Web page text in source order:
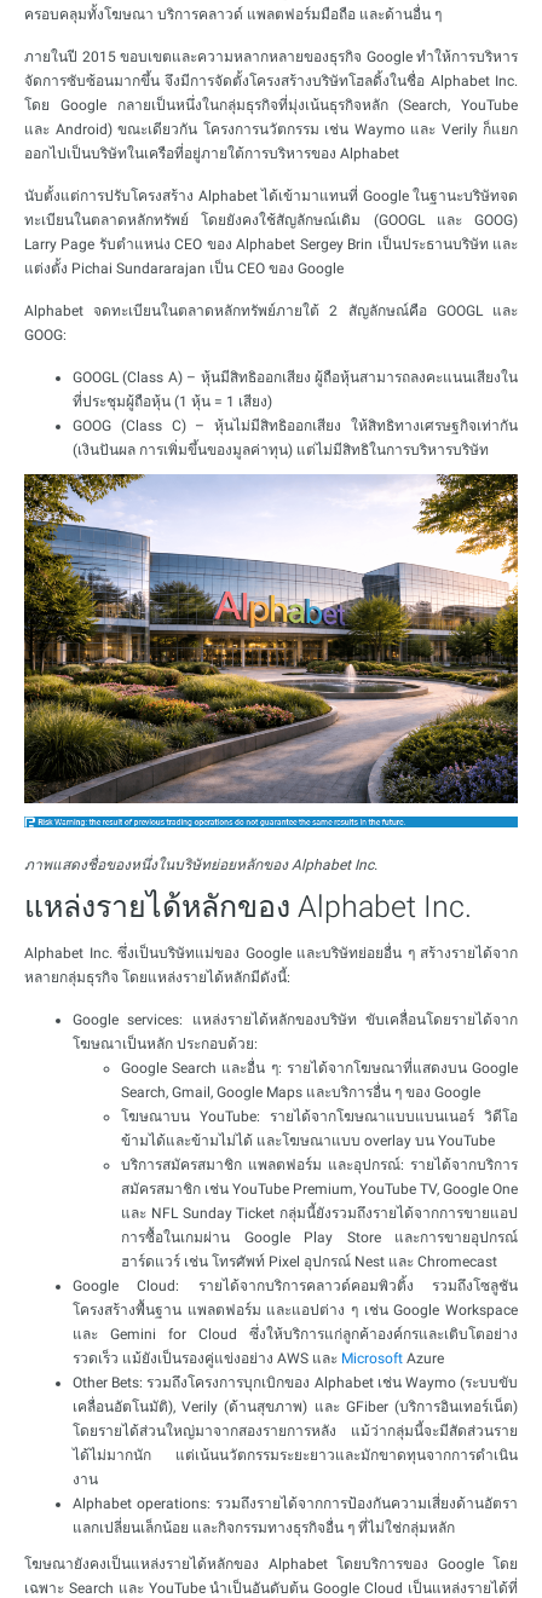
ครอบคลุมทั้งโฆษณา บริการคลาวด์ แพลตฟอร์มมือถือ และด้านอื่น ๆ
ภายในปี 2015 ขอบเขตและความหลากหลายของธุรกิจ Google ทำให้การบริหาร
จัดการซับซ้อนมากขึ้น จึงมีการจัดตั้งโครงสร้างบริษัทโฮลดิ้งในชื่อ Alphabet Inc.
โดย Google กลายเป็นหนึ่งในกลุ่มธุรกิจที่มุ่งเน้นธุรกิจหลัก (Search, YouTube
และ Android) ขณะเดียวกัน โครงการนวัตกรรม เช่น Waymo และ Verily ก็แยก
ออกไปเป็นบริษัทในเครือที่อยู่ภายใต้การบริหารของ Alphabet
นับตั้งแต่การปรับโครงสร้าง Alphabet ได้เข้ามาแทนที่ Google ในฐานะบริษัทจด
ทะเบียนในตลาดหลักทรัพย์ โดยยังคงใช้สัญลักษณ์เดิม (GOOGL และ GOOG)
Larry Page รับตำแหน่ง CEO ของ Alphabet Sergey Brin เป็นประธานบริษัท และ
แต่งตั้ง Pichai Sundararajan เป็น CEO ของ Google
Alphabet จดทะเบียนในตลาดหลักทรัพย์ภายใต้ 2 สัญลักษณ์คือ GOOGL และ
GOOG:
GOOGL (Class A) – หุ้นมีสิทธิออกเสียง ผู้ถือหุ้นสามารถลงคะแนนเสียงใน
ที่ประชุมผู้ถือหุ้น (1 หุ้น = 1 เสียง)
GOOG (Class C) – หุ้นไม่มีสิทธิออกเสียง ให้สิทธิทางเศรษฐกิจเท่ากัน
(เงินปันผล การเพิ่มขึ้นของมูลค่าทุน) แต่ไม่มีสิทธิในการบริหารบริษัท
ภาพแสดงชื่อของหนึ่งในบริษัทย่อยหลักของ Alphabet Inc.
แหล่งรายได้หลักของ Alphabet Inc.
Alphabet Inc. ซึ่งเป็นบริษัทแม่ของ Google และบริษัทย่อยอื่น ๆ สร้างรายได้จาก
หลายกลุ่มธุรกิจ โดยแหล่งรายได้หลักมีดังนี้:
Google services: แหล่งรายได้หลักของบริษัท ขับเคลื่อนโดยรายได้จาก
โฆษณาเป็นหลัก ประกอบด้วย:
Google Search และอื่น ๆ: รายได้จากโฆษณาที่แสดงบน Google
Search, Gmail, Google Maps และบริการอื่น ๆ ของ Google
โฆษณาบน YouTube: รายได้จากโฆษณาแบบแบนเนอร์ วิดีโอ
ข้ามได้และข้ามไม่ได้ และโฆษณาแบบ overlay บน YouTube
บริการสมัครสมาชิก แพลตฟอร์ม และอุปกรณ์: รายได้จากบริการ
สมัครสมาชิก เช่น YouTube Premium, YouTube TV, Google One
และ NFL Sunday Ticket กลุ่มนี้ยังรวมถึงรายได้จากการขายแอป
การซื้อในเกมผ่าน Google Play Store และการขายอุปกรณ์
ฮาร์ดแวร์ เช่น โทรศัพท์ Pixel อุปกรณ์ Nest และ Chromecast
Google Cloud: รายได้จากบริการคลาวด์คอมพิวติ้ง รวมถึงโซลูชัน
โครงสร้างพื้นฐาน แพลตฟอร์ม และแอปต่าง ๆ เช่น Google Workspace
และ Gemini for Cloud ซึ่งให้บริการแก่ลูกค้าองค์กรและเติบโตอย่าง
รวดเร็ว แม้ยังเป็นรองคู่แข่งอย่าง AWS และ Microsoft Azure
Other Bets: รวมถึงโครงการบุกเบิกของ Alphabet เช่น Waymo (ระบบขับ
เคลื่อนอัตโนมัติ), Verily (ด้านสุขภาพ) และ GFiber (บริการอินเทอร์เน็ต)
โดยรายได้ส่วนใหญ่มาจากสองรายการหลัง แม้ว่ากลุ่มนี้จะมีสัดส่วนราย
ได้ไม่มากนัก แต่เน้นนวัตกรรมระยะยาวและมักขาดทุนจากการดำเนิน
งาน
Alphabet operations: รวมถึงรายได้จากการป้องกันความเสี่ยงด้านอัตรา
แลกเปลี่ยนเล็กน้อย และกิจกรรมทางธุรกิจอื่น ๆ ที่ไม่ใช่กลุ่มหลัก
โฆษณายังคงเป็นแหล่งรายได้หลักของ Alphabet โดยบริการของ Google โดย
เฉพาะ Search และ YouTube นำเป็นอันดับต้น Google Cloud เป็นแหล่งรายได้ที่